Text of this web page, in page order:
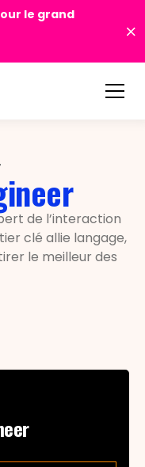
le grand
de l’interaction
clé allie langage,
le meilleur des